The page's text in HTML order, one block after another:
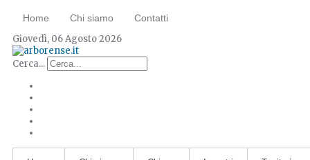
Home Chi siamo Contatti
Giovedì, 06 Agosto 2026
Cerca...